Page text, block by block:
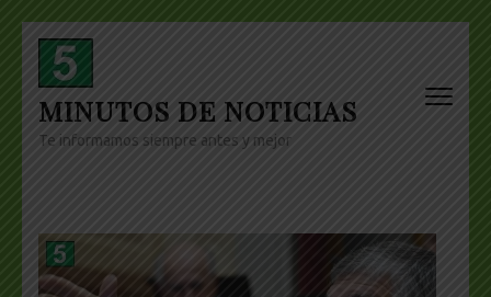
Skip
content
(Press
Enter)
MINUTOS DE NOTICIAS
Te informamos siempre antes y mejor